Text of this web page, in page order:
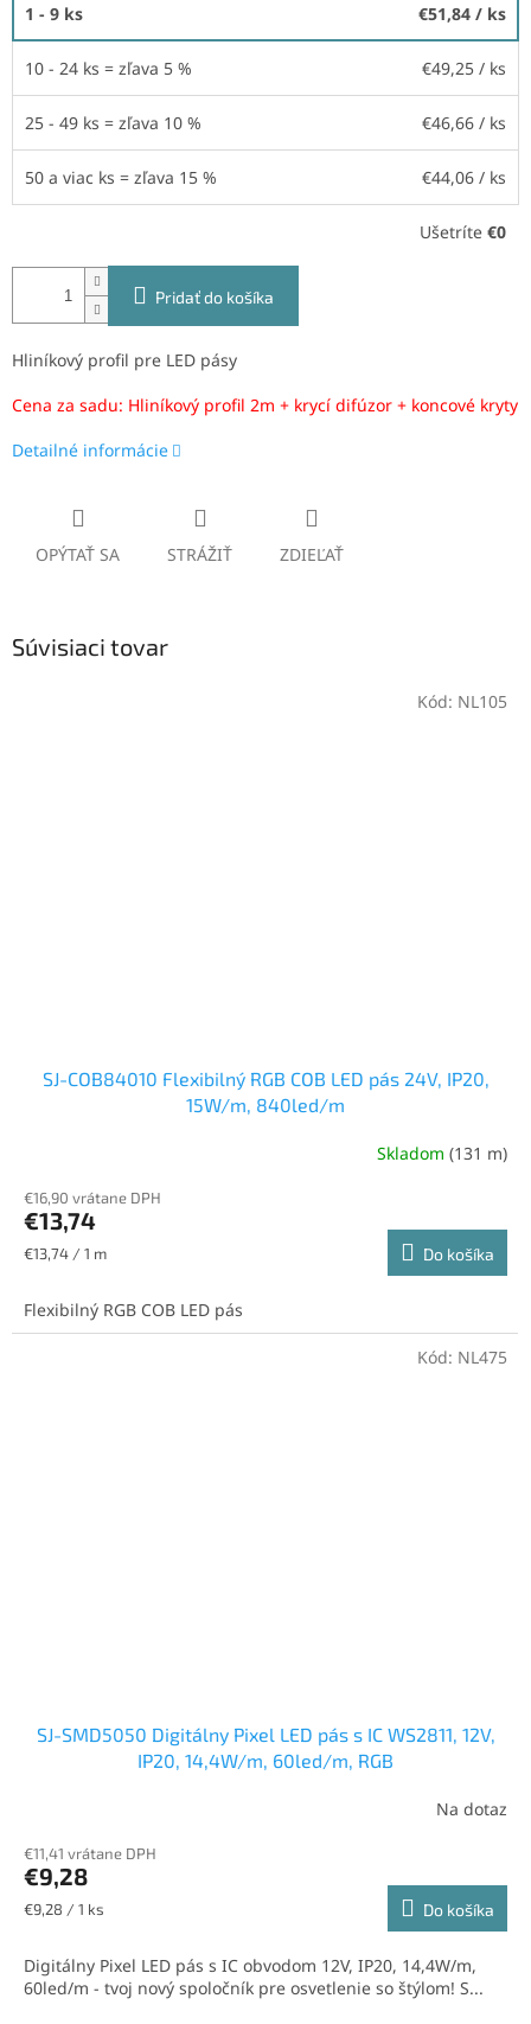
1 - 9 ks €51,84 / ks
10 - 24 ks = zľava 5 % €49,25 / ks
25 - 49 ks = zľava 10 % €46,66 / ks
50 a viac ks = zľava 15 % €44,06 / ks
Ušetríte €0
Pridať do košíka
Hliníkový profil pre LED pásy
Cena za sadu: Hliníkový profil 2m + krycí difúzor + koncové kryty
Detailné informácie
OPÝTAŤ SA STRÁŽIŤ ZDIEĽAŤ
Súvisiaci tovar
SJ-COB84010 Flexibilný RGB COB LED pás 24V, IP20,
15W/m, 840led/m
produktu
je
5,0
hviezdičiek.
Skladom(131 m)
€16,90 vrátane DPH
€13,74
Jednotková
€13,74 / 1 m Do košíka
Flexibilný RGB COB LED pás
Kód: NL105
SJ-SMD5050 Digitálny Pixel LED pás s IC WS2811, 12V,
IP20, 14,4W/m, 60led/m, RGB
Na dotaz
€11,41 vrátane DPH
€9,28
Jednotková
€9,28 / 1 ks Do košíka
Digitálny Pixel LED pás s IC obvodom 12V, IP20, 14,4W/m,
60led/m - tvoj nový spoločník pre osvetlenie so štýlom! S...
Kód: NL475